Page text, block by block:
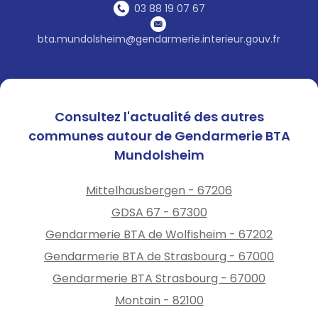
03 88 19 07 67
bta.mundolsheim@gendarmerie.interieur.gouv.fr
Consultez l'actualité des autres
communes autour de Gendarmerie BTA
Mundolsheim
Mittelhausbergen - 67206
GDSA 67 - 67300
Gendarmerie BTA de Wolfisheim - 67202
Gendarmerie BTA de Strasbourg - 67000
Gendarmerie BTA Strasbourg - 67000
Montain - 82100